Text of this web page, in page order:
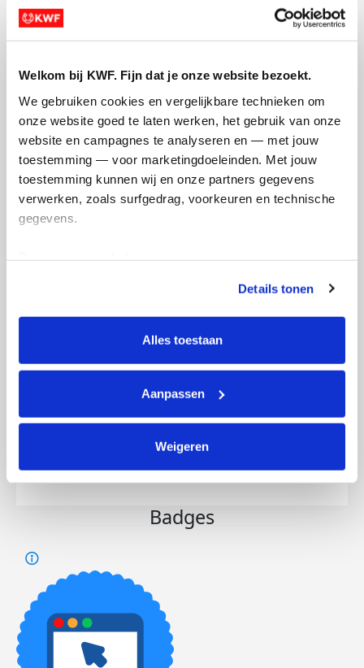
Welkom bij KWF. Fijn dat je onze website bezoekt.
We gebruiken cookies en vergelijkbare technieken om
onze website goed te laten werken, het gebruik van onze
website en campagnes te analyseren en — met jouw
toestemming — voor marketingdoeleinden. Met jouw
toestemming kunnen wij en onze partners gegevens
verwerken, zoals surfgedrag, voorkeuren en technische
gegevens.
tonen. Je kunt je toestemming op elk moment wijzigen of
intrekken via Cookie instellingen onderaan de pagina. De
lijst met cookies is te vinden in het tabblad “details”.
Details tonen
Alles toestaan
Aanpassen
Weigeren
Referentie
en betaal €0.75 extra.
€8.792 €10.000
Doneer
Badges